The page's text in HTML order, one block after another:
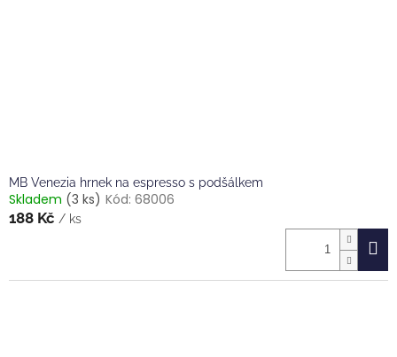
MB Venezia hrnek na espresso s podšálkem
Skladem (3 ks) Kód: 68006
188 Kč / ks